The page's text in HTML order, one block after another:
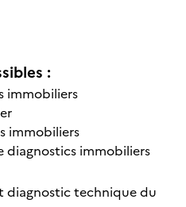
:
immobiliers
immobiliers
diagnostics immobiliers
diagnostic technique du